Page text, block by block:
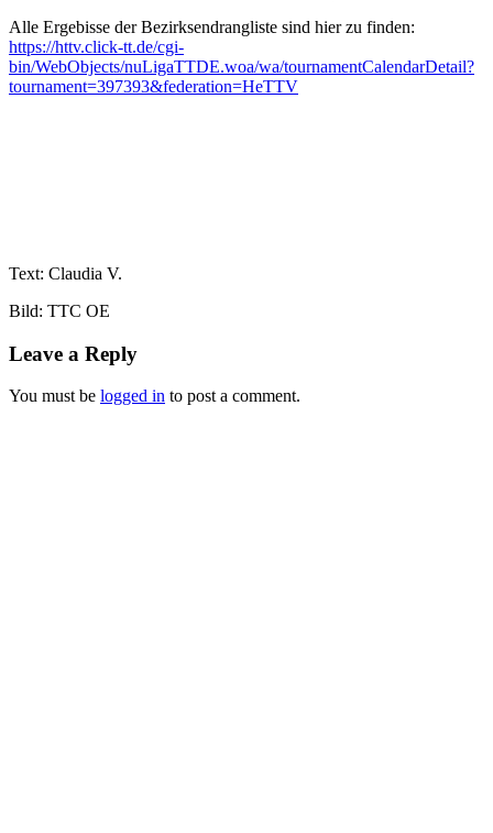
Alle Ergebisse der Bezirksendrangliste sind hier zu finden:
https://httv.click-tt.de/cgi-
bin/WebObjects/nuLigaTTDE.woa/wa/tournamentCalendarDetail?
tournament=397393&federation=HeTTV
Text: Claudia V.
Bild: TTC OE
Leave a Reply
You must be logged in to post a comment.